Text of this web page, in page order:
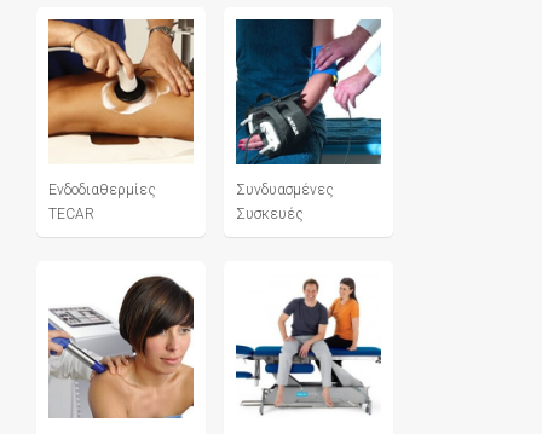
Ενδοδιαθερμίες
TECAR
Συνδυασμένες
Συσκευές